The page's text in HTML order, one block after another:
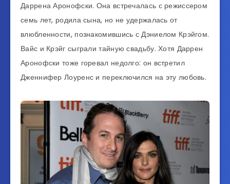
Даррена Аронофски. Она встречалась с режиссером
семь лет, родила сына, но не удержалась от
влюбленности, познакомившись с Дэниелом Крэйгом.
Вайс и Крэйг сыграли тайную свадьбу. Хотя Даррен
Аронофски тоже горевал недолго: он встретил
Дженнифер Лоуренс и переключился на эту любовь.